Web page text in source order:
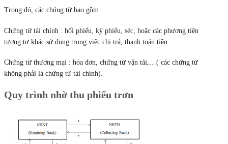
Trong đó, các chúng từ bao gồm
Chứng từ tài chính : hối phiếu, kỳ phiếu, séc, hoặc các phương tiện
tương tự khác sử dụng trong việc chi trả, thanh toán tiền.
Chứng từ thương mại : hóa đơn, chứng từ vận tải,…( các chứng từ
không phải là chứng từ tài chính).
Quy trình nhờ thu phiếu trơn